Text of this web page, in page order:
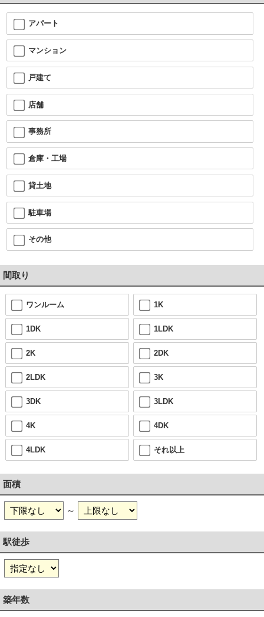
アパート
マンション
戸建て
店舗
事務所
倉庫・工場
貸土地
駐車場
その他
間取り
ワンルーム 1K
1DK 1LDK
2K 2DK
2LDK 3K
3DK 3LDK
4K 4DK
4LDK それ以上
面積
～
駅徒歩
築年数